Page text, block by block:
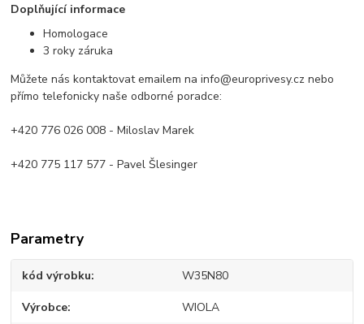
Doplňující informace
Homologace
3 roky záruka
Můžete nás kontaktovat emailem na info@europrivesy.cz nebo
přímo telefonicky naše odborné poradce:
+420 776 026 008 - Miloslav Marek
+420 775 117 577 - Pavel Šlesinger
Parametry
kód výrobku W35N80
Výrobce WIOLA